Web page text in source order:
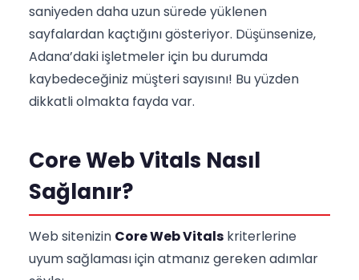
saniyeden daha uzun sürede yüklenen
sayfalardan kaçtığını gösteriyor. Düşünsenize,
Adana’daki işletmeler için bu durumda
kaybedeceğiniz müşteri sayısını! Bu yüzden
dikkatli olmakta fayda var.
Core Web Vitals Nasıl
Sağlanır?
Web sitenizin Core Web Vitals kriterlerine
uyum sağlaması için atmanız gereken adımlar